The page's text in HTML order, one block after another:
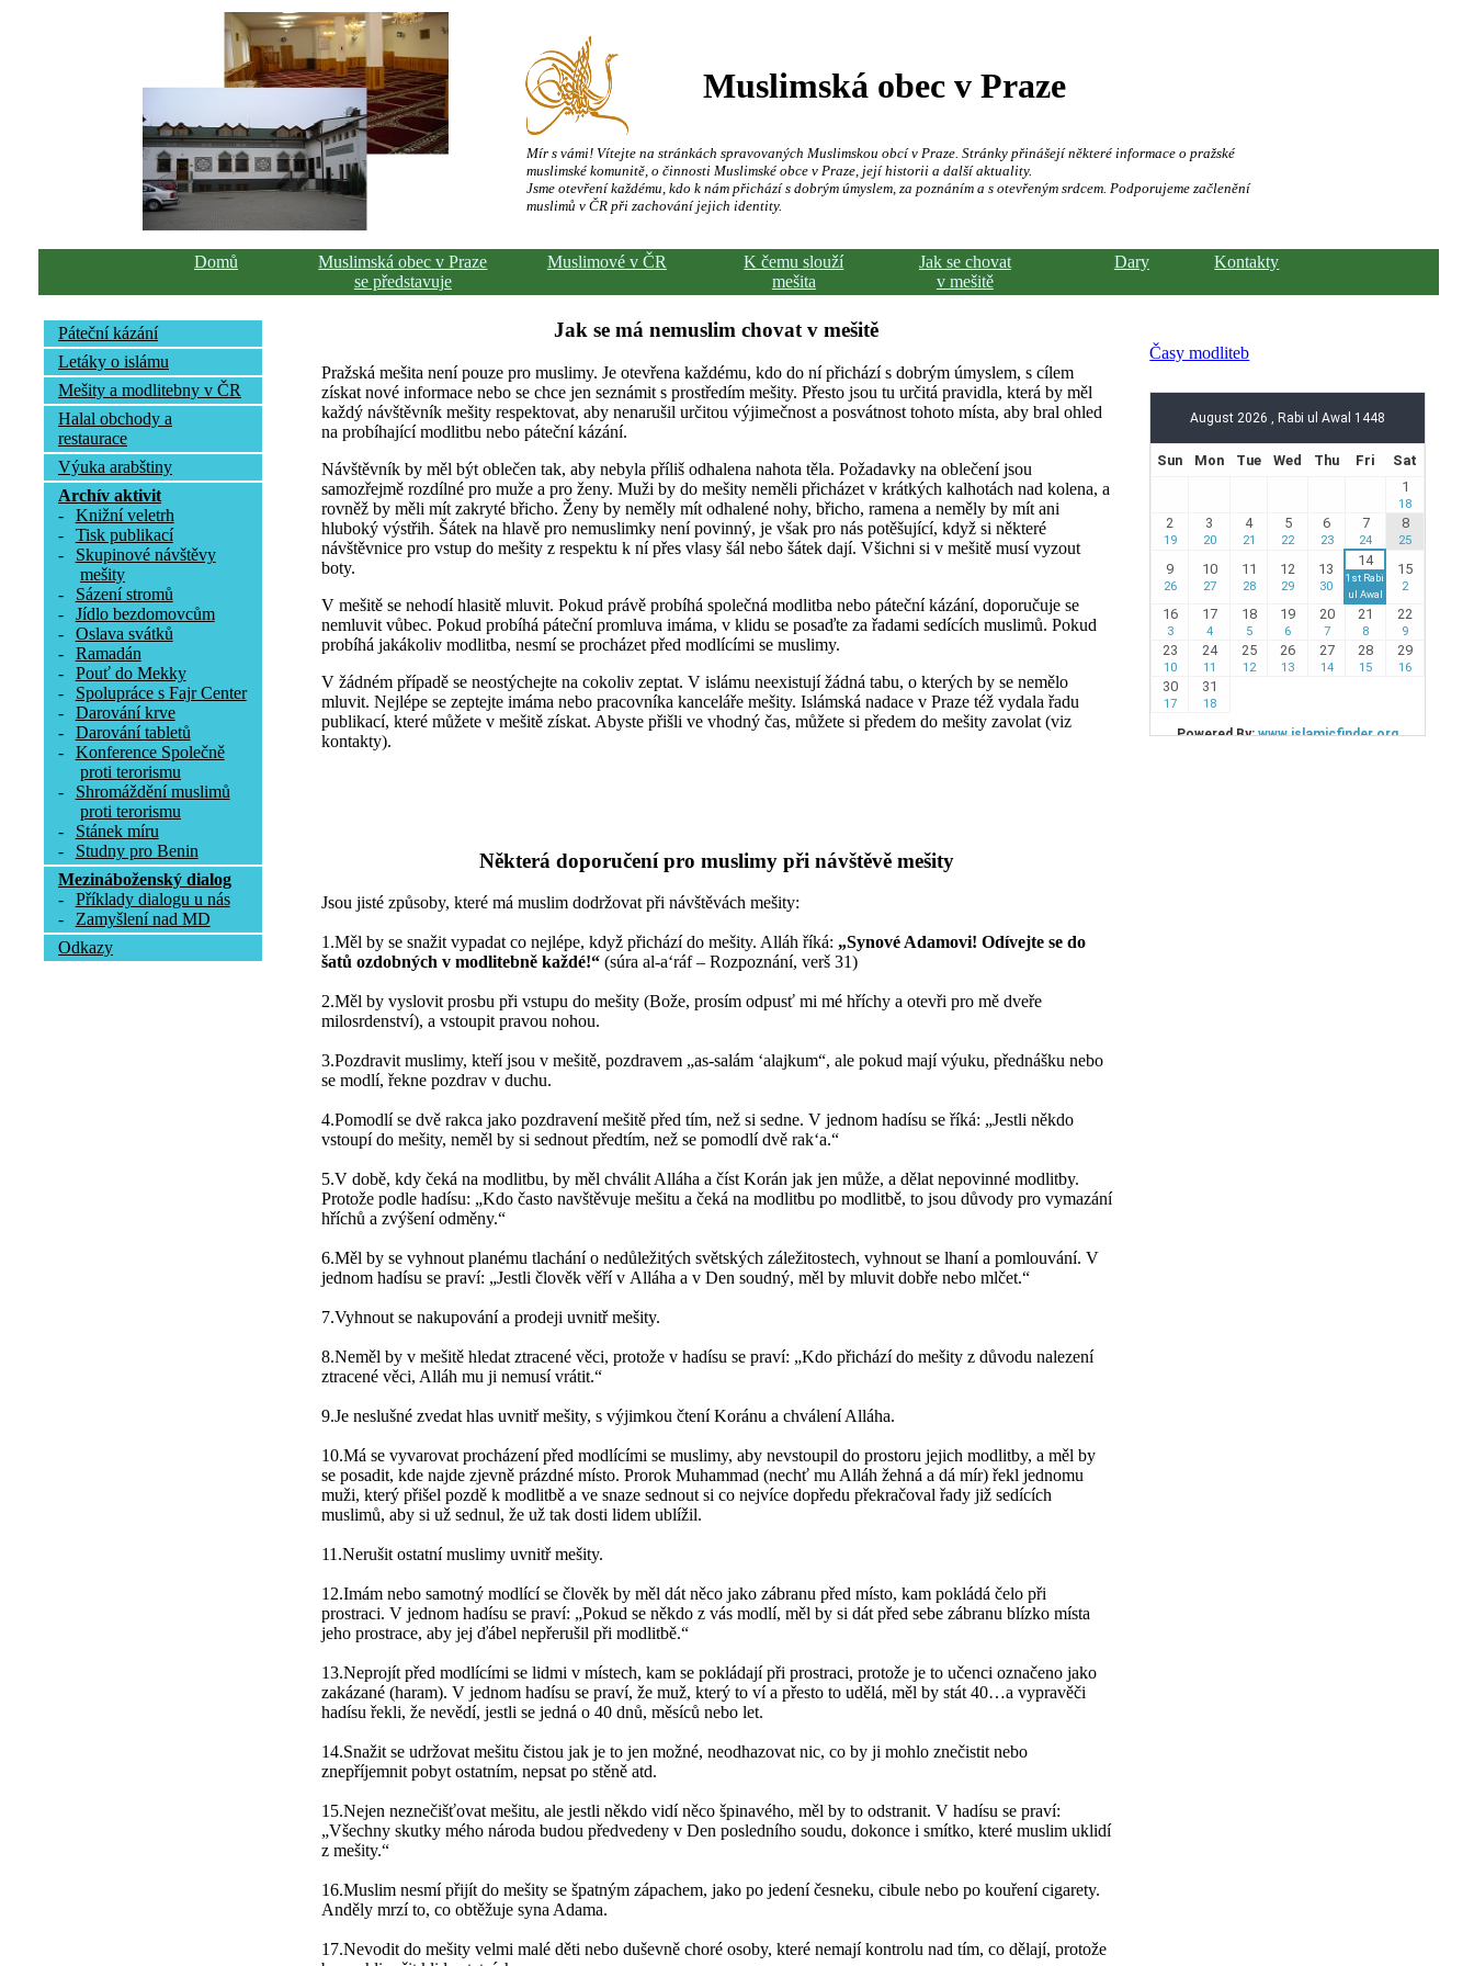
Muslimská obec v Praze
Mír s vámi! Vítejte na stránkách spravovaných Muslimskou obcí v Praze. Stránky přinášejí některé informace o pražské
muslimské komunitě, o činnosti Muslimské obce v Praze, její historii a další aktuality.
Jsme otevření každému, kdo k nám přichází s dobrým úmyslem, za poznáním a s otevřeným srdcem. Podporujeme začlenění
muslimů v ČR při zachování jejich identity.
Domů
Muslimská obec v Praze
se představuje
Muslimové v ČR
K čemu slouží
mešita
Jak se chovat
v mešitě
Dary Kontakty
Páteční kázání
Letáky o islámu
Mešity a modlitebny v ČR
Halal obchody a
restaurace
Výuka arabštiny
Archív aktivit
-
Knižní veletrh
-
Tisk publikací
-
Skupinové návštěvy
mešity
-
Sázení stromů
-
Jídlo bezdomovcům
-
Oslava svátků
-
Ramadán
-
Pouť do Mekky
-
Spolupráce s Fajr Center
-
Darování krve
-
Darování tabletů
-
Konference Společně
proti terorismu
-
Shromáždění muslimů
proti terorismu
-
Stánek míru
-
Studny pro Benin
Mezináboženský dialog
-
Příklady dialogu u nás
-
Zamyšlení nad MD
Odkazy
Jak se má nemuslim chovat v mešitě
Pražská mešita není pouze pro muslimy. Je otevřena každému, kdo do ní přichází s dobrým úmyslem, s cílem
získat nové informace nebo se chce jen seznámit s prostředím mešity. Přesto jsou tu určitá pravidla, která by měl
každý návštěvník mešity respektovat, aby nenarušil určitou výjimečnost a posvátnost tohoto místa, aby bral ohled
na probíhající modlitbu nebo páteční kázání.
Návštěvník by měl být oblečen tak, aby nebyla příliš odhalena nahota těla. Požadavky na oblečení jsou
samozřejmě rozdílné pro muže a pro ženy. Muži by do mešity neměli přicházet v krátkých kalhotách nad kolena, a
rovněž by měli mít zakryté břicho. Ženy by neměly mít odhalené nohy, břicho, ramena a neměly by mít ani
hluboký výstřih. Šátek na hlavě pro nemuslimky není povinný, je však pro nás potěšující, když si některé
návštěvnice pro vstup do mešity z respektu k ní přes vlasy šál nebo šátek dají. Všichni si v mešitě musí vyzout
boty.
V mešitě se nehodí hlasitě mluvit. Pokud právě probíhá společná modlitba nebo páteční kázání, doporučuje se
nemluvit vůbec. Pokud probíhá páteční promluva imáma, v klidu se posaďte za řadami sedících muslimů. Pokud
probíhá jakákoliv modlitba, nesmí se procházet před modlícími se muslimy.
V žádném případě se neostýchejte na cokoliv zeptat. V islámu neexistují žádná tabu, o kterých by se nemělo
mluvit. Nejlépe se zeptejte imáma nebo pracovníka kanceláře mešity. Islámská nadace v Praze též vydala řadu
publikací, které můžete v mešitě získat. Abyste přišli ve vhodný čas, můžete si předem do mešity zavolat (viz
kontakty).
Některá doporučení pro muslimy při návštěvě mešity
Jsou jisté způsoby, které má muslim dodržovat při návštěvách mešity:
1.Měl by se snažit vypadat co nejlépe, když přichází do mešity. Alláh říká: „Synové Adamovi! Odívejte se do
šatů ozdobných v modlitebně každé!“(súra al-a‘ráf – Rozpoznání, verš 31)
2.Měl by vyslovit prosbu při vstupu do mešity (Bože, prosím odpusť mi mé hříchy a otevři pro mě dveře
milosrdenství), a vstoupit pravou nohou.
3.Pozdravit muslimy, kteří jsou v mešitě, pozdravem „as-salám ‘alajkum“, ale pokud mají výuku, přednášku nebo
se modlí, řekne pozdrav v duchu.
4.Pomodlí se dvě rakca jako pozdravení mešitě před tím, než si sedne. V jednom hadísu se říká: „Jestli někdo
vstoupí do mešity, neměl by si sednout předtím, než se pomodlí dvě rak‘a.“
5.V době, kdy čeká na modlitbu, by měl chválit Alláha a číst Korán jak jen může, a dělat nepovinné modlitby.
Protože podle hadísu: „Kdo často navštěvuje mešitu a čeká na modlitbu po modlitbě, to jsou důvody pro vymazání
hříchů a zvýšení odměny.“
6.Měl by se vyhnout planému tlachání o nedůležitých světských záležitostech, vyhnout se lhaní a pomlouvání. V
jednom hadísu se praví: „Jestli člověk věří v Alláha a v Den soudný, měl by mluvit dobře nebo mlčet.“
7.Vyhnout se nakupování a prodeji uvnitř mešity.
8.Neměl by v mešitě hledat ztracené věci, protože v hadísu se praví: „Kdo přichází do mešity z důvodu nalezení
ztracené věci, Alláh mu ji nemusí vrátit.“
9.Je neslušné zvedat hlas uvnitř mešity, s výjimkou čtení Koránu a chválení Alláha.
10.Má se vyvarovat procházení před modlícími se muslimy, aby nevstoupil do prostoru jejich modlitby, a měl by
se posadit, kde najde zjevně prázdné místo. Prorok Muhammad (nechť mu Alláh žehná a dá mír) řekl jednomu
muži, který přišel pozdě k modlitbě a ve snaze sednout si co nejvíce dopředu překračoval řady již sedících
muslimů, aby si už sednul, že už tak dosti lidem ublížil.
11.Nerušit ostatní muslimy uvnitř mešity.
12.Imám nebo samotný modlící se člověk by měl dát něco jako zábranu před místo, kam pokládá čelo při
prostraci. V jednom hadísu se praví: „Pokud se někdo z vás modlí, měl by si dát před sebe zábranu blízko místa
jeho prostrace, aby jej ďábel nepřerušil při modlitbě.“
13.Neprojít před modlícími se lidmi v místech, kam se pokládají při prostraci, protože je to učenci označeno jako
zakázané (haram). V jednom hadísu se praví, že muž, který to ví a přesto to udělá, měl by stát 40…a vypravěči
hadísu řekli, že nevědí, jestli se jedná o 40 dnů, měsíců nebo let.
14.Snažit se udržovat mešitu čistou jak je to jen možné, neodhazovat nic, co by ji mohlo znečistit nebo
znepříjemnit pobyt ostatním, nepsat po stěně atd.
15.Nejen neznečišťovat mešitu, ale jestli někdo vidí něco špinavého, měl by to odstranit. V hadísu se praví:
„Všechny skutky mého národa budou předvedeny v Den posledního soudu, dokonce i smítko, které muslim uklidí
z mešity.“
16.Muslim nesmí přijít do mešity se špatným zápachem, jako po jedení česneku, cibule nebo po kouření cigarety.
Anděly mrzí to, co obtěžuje syna Adama.
17.Nevodit do mešity velmi malé děti nebo duševně choré osoby, které nemají kontrolu nad tím, co dělají, protože
Časy modliteb